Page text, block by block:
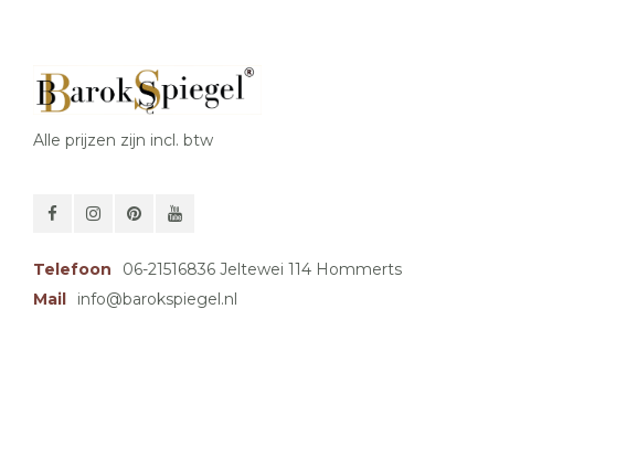
Alle prijzen zijn incl. btw
Telefoon
06-21516836 Jeltewei 114 Hommerts
Mail
info@barokspiegel.nl